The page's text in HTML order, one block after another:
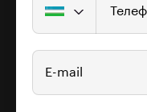
E-mail